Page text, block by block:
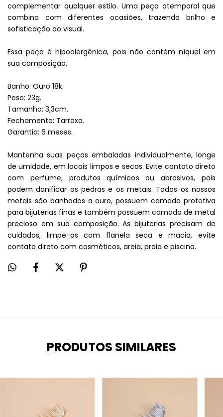
complementar qualquer estilo. Uma peça atemporal que
combina com diferentes ocasiões, trazendo brilho e
sofisticação ao visual.
Essa peça é hipoalergênica, pois não contém níquel em
sua composição.
Banho: Ouro 18k.
Peso: 23g.
Tamanho: 3,3cm.
Fechamento: Tarraxa.
Garantia: 6 meses.
Mantenha suas peças embaladas individualmente, longe
de umidade, em locais limpos e secos. Evite contato direto
com perfume, produtos químicos ou abrasivos, pois
podem danificar as pedras e os metais. Todos os nossos
metais são banhados a ouro, possuem camada protetiva
para bijuterias finas e também possuem camada de metal
precioso em sua composição. As bijuterias precisam de
cuidados, limpe-as com flanela seca e macia, evite
contato direto com cosméticos, areia, praia e piscina.
PRODUTOS SIMILARES